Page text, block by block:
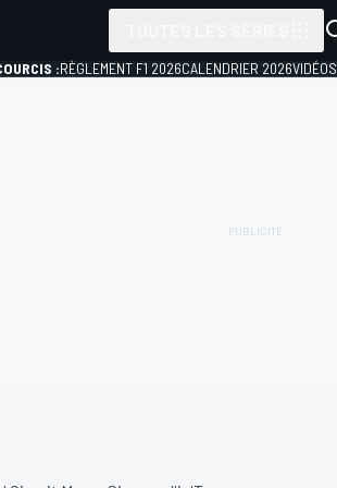
:RÈGLEMENT F1 2026CALENDRIER 2026VIDÉOS